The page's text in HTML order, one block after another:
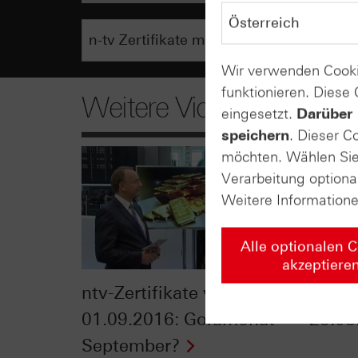
Weitere Videos
ntv-Zertifikate vom
01.09.2016: Goldmonat
September?
Wir verwenden
funktionieren. Diese
eingesetzt.
speichern. Dieser
möchten. Wählen
Verarbeitung
Weitere
Alle optionalen